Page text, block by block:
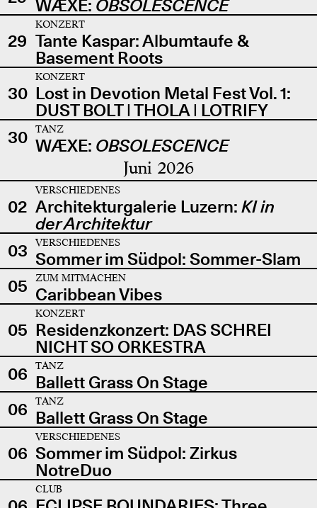
WÆXE: OBSOLESCENCE
29
KONZERT
Tante Kaspar: Albumtaufe &
Basement Roots
30
KONZERT
Lost in Devotion Metal Fest Vol. 1:
DUST BOLT | THOLA | LOTRIFY
30
TANZ
WÆXE: OBSOLESCENCE
Juni 2026
02
VERSCHIEDENES
Architekturgalerie Luzern: KI in
der Architektur
03
VERSCHIEDENES
Sommer im Südpol: Sommer-Slam
05
ZUM MITMACHEN
Caribbean Vibes
05
KONZERT
Residenzkonzert: DAS SCHREI
NICHT SO ORKESTRA
06
TANZ
Ballett Grass On Stage
06
TANZ
Ballett Grass On Stage
06
VERSCHIEDENES
Sommer im Südpol: Zirkus
NotreDuo
CLUB